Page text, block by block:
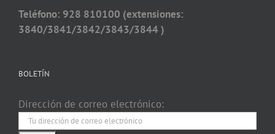
Teléfono: 928 810100 (extensiones:
3840/3841/3842/3843/3844 )
BOLETÍN
Dirección de correo electrónico: